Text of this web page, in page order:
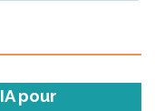
pour